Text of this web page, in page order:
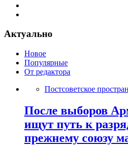
Актуально
Новое
Популярные
От редактора
Постсоветское
После выборов
ищут путь к
прежнему союзу